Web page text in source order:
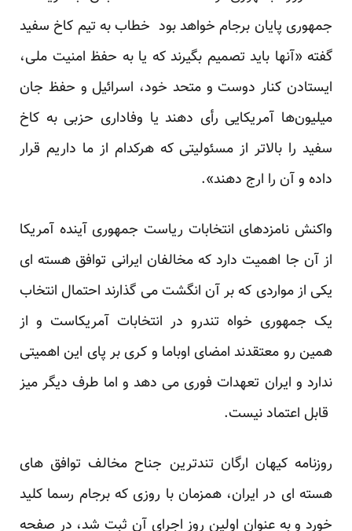
جمهوری پایان برجام خواهد بود خطاب به تیم کاخ سفید
گفته «آنها باید تصمیم بگیرند که یا به حفظ امنیت ملی،
ایستادن کنار دوست و متحد خود، اسرائیل و حفظ جان
میلیون‌ها آمریکایی رأی دهند یا وفاداری حزبی به کاخ
سفید را بالاتر از مسئولیتی که هرکدام از ما داریم قرار
داده و آن را ارج دهند».
واکنش نامزدهای انتخابات ریاست جمهوری آینده آمریکا
از آن جا اهمیت دارد که مخالفان ایرانی توافق هسته ای
یکی از مواردی که بر آن انگشت می گذارند احتمال انتخاب
یک جمهوری خواه تندرو در انتخابات آمریکاست و از
همین رو معتقدند امضای اوباما و کری بر پای این اهمیتی
ندارد و ایران تعهدات فوری می دهد و اما طرف دیگر میز
قابل اعتماد نیست.
روزنامه کیهان ارگان تندترین جناح مخالف توافق های
هسته ای در ایران، همزمان با روزی که برجام رسما کلید
خورد و به عنوان اولین روز اجرای آن ثبت شد، در صفحه